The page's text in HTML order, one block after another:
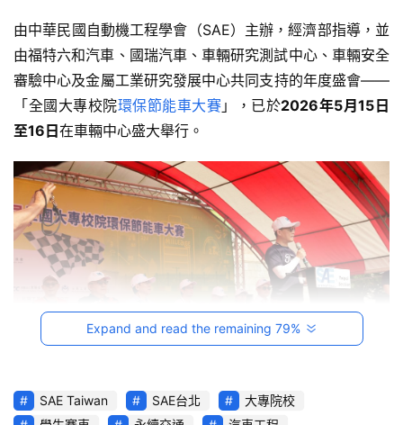
機
車
試
駕
影
音
台
灣
車
與
界
玩
由中華民國自動機工程學會（SAE）主辦，經濟部指導，並
由福特六和汽車、國瑞汽車、車輛研究測試中心、車輛安全
審驗中心及金屬工業研究發展中心共同支持的年度盛會——
「全國大專校院環保節能車大賽 」，已於2026年5月15日
至16日 在車輛中心盛大舉行。
Expand and read the remaining 79%
SAE Taiwan SAE台北
大專院校